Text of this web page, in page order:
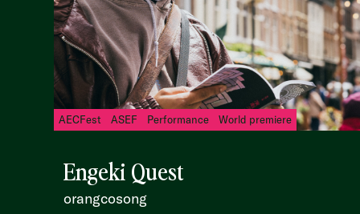
AECFest ASEF Performance World premiere
Engeki Quest
orangcosong